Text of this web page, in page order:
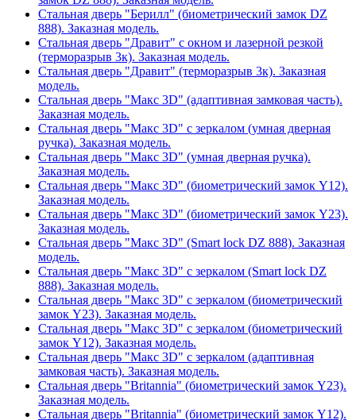
Стальная дверь "Берилл" (биометрический замок DZ
888). Заказная модель.
Стальная дверь "Дравит" с окном и лазерной резкой
(терморазрыв 3к). Заказная модель.
Стальная дверь "Дравит" (терморазрыв 3к). Заказная
модель.
Стальная дверь "Макс 3D" (адаптивная замковая часть).
Заказная модель.
Стальная дверь "Макс 3D" с зеркалом (умная дверная
ручка). Заказная модель.
Стальная дверь "Макс 3D" (умная дверная ручка).
Заказная модель.
Стальная дверь "Макс 3D" (биометрический замок Y12).
Заказная модель.
Стальная дверь "Макс 3D" (биометрический замок Y23).
Заказная модель.
Стальная дверь "Макс 3D" (Smart lock DZ 888). Заказная
модель.
Стальная дверь "Макс 3D" с зеркалом (Smart lock DZ
888). Заказная модель.
Стальная дверь "Макс 3D" с зеркалом (биометрический
замок Y23). Заказная модель.
Стальная дверь "Макс 3D" с зеркалом (биометрический
замок Y12). Заказная модель.
Стальная дверь "Макс 3D" с зеркалом (адаптивная
замковая часть). Заказная модель.
Стальная дверь "Britannia" (биометрический замок Y23).
Заказная модель.
Стальная дверь "Britannia" (биометрический замок Y12).